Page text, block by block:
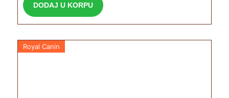
DODAJ U KORPU
Royal Canin